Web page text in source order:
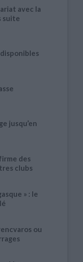
avec la
suite
jusqu’en
des
clubs
» : le
ou